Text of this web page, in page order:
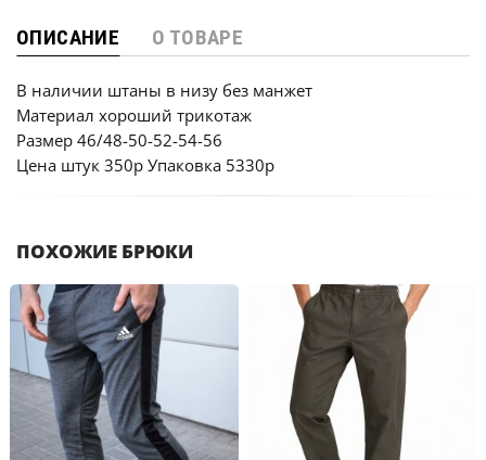
ОПИСАНИЕ О ТОВАРЕ
В наличии штаны в низу без манжет
Материал хороший трикотаж
Размер 46/48-50-52-54-56
Цена штук 350р Упаковка 5330р
ПОХОЖИЕ БРЮКИ